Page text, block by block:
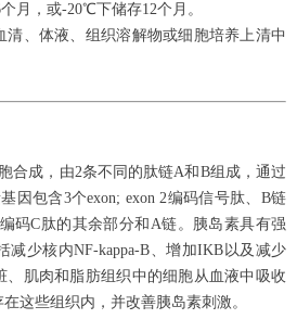
月，或-20℃下储存12个月。
清、体液、组织溶解物或细胞培养上清中
合成，由2条不同的肽链A和B组成，通过
因包含3个exon; exon 2编码信号肽、B链
码C肽的其余部分和A链。胰岛素具有强
减少核内NF-kappa-B、增加IKB以及减少
、肌肉和脂肪组织中的细胞从血液中吸收
这些组织内，并改善胰岛素刺激。